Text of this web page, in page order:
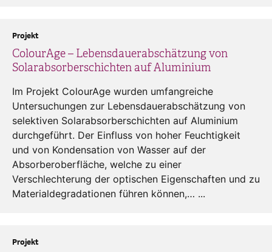
ColourAge – Lebensdauerabschätzung von
Solarabsorberschichten auf Aluminium
Projekt
Im Projekt ColourAge wurden umfangreiche
Untersuchungen zur Lebensdauerabschätzung von
selektiven Solarabsorberschichten auf Aluminium
durchgeführt. Der Einfluss von hoher Feuchtigkeit
und von Kondensation von Wasser auf der
Absorberoberfläche, welche zu einer
Verschlechterung der optischen Eigenschaften und zu
Materialdegradationen führen können,… ...
Projekt